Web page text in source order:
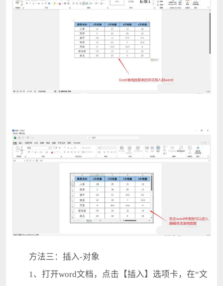
方法三：插入-对象
1、打开word文档，点击【插入】选项卡，在“文